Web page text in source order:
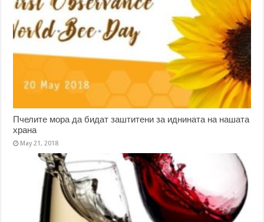
Пчелите мора да бидат заштитени за иднината на нашата
храна
May 21, 2018